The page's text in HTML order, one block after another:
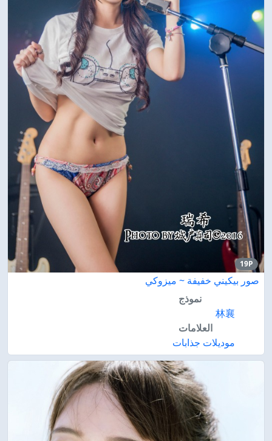
19P
صور بيكيني خفيفة ~ ميزوكي
نموذج
林襄
العلامات
موديلات جذابات